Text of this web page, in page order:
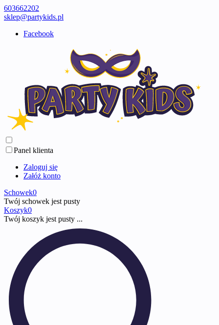
603662202
sklep@partykids.pl
Facebook
Panel klienta
Zaloguj się
Załóż konto
Schowek0
Twój schowek jest pusty
Koszyk0
Twój koszyk jest pusty ...